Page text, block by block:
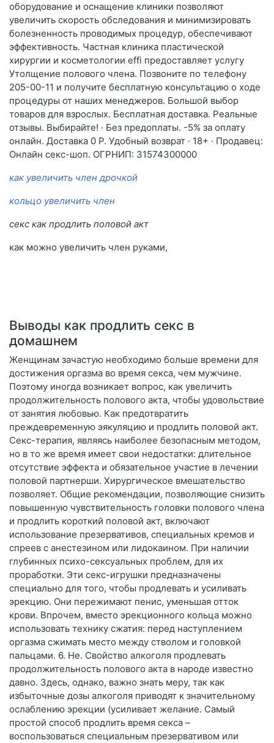
оборудование и оснащение клиники позволяют
увеличить скорость обследования и минимизировать
болезненность проводимых процедур, обеспечивают
эффективность. Частная клиника пластической
хирургии и косметологии effi предоставляет услугу
Утолщение полового члена. Позвоните по телефону
205-00-11 и получите бесплатную консультацию о ходе
процедуры от наших менеджеров. Большой выбор
товаров для взрослых. Бесплатная доставка. Реальные
отзывы. Выбирайте! · Без предоплаты. -5% за оплату
онлайн. Доставка 0 P. Удобный возврат · 18+ · Продавец:
Онлайн секс-шоп. ОГРНИП: 31574300000
как увеличить член дрочкой
кольцо увеличить член
секс как продлить половой акт
как можно увеличить член руками,
Выводы как продлить секс в
домашнем
Женщинам зачастую необходимо больше времени для
достижения оргазма во время секса, чем мужчине.
Поэтому иногда возникает вопрос, как увеличить
продолжительность полового акта, чтобы удовольствие
от занятия любовью. Как предотвратить
преждевременную эякуляцию и продлить половой акт.
Секс-терапия, являясь наиболее безопасным методом,
но в то же время имеет свои недостатки: длительное
отсутствие эффекта и обязательное участие в лечении
половой партнерши. Хирургическое вмешательство
позволяет. Общие рекомендации, позволяющие снизить
повышенную чувствительность головки полового члена
и продлить короткий половой акт, включают
использование презервативов, специальных кремов и
спреев с анестезином или лидокаином. При наличии
глубинных психо-сексуальных проблем, для их
проработки. Эти секс-игрушки предназначены
специально для того, чтобы продлевать и усиливать
эрекцию. Они пережимают пенис, уменьшая отток
крови. Впрочем, вместо эрекционного кольца можно
использовать технику сжатия: перед наступлением
оргазма сжимать место между стволом и головкой
пальцами. 6. Не. Свойство алкоголя продлевать
продолжительность полового акта в народе известно
давно. Здесь, однако, важно знать меру, так как
избыточные дозы алкоголя приводят к значительному
ослаблению эрекции (усиливает желание. Самый
простой способ продлить время секса –
воспользоваться специальным презервативом или